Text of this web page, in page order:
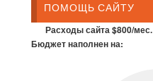
ПОМОЩЬ САЙТУ
Расходы сайта $800/мес.
Бюджет наполнен на: